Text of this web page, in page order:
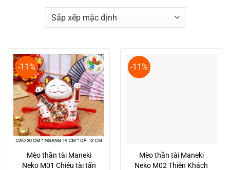
-11%
Mèo thần tài Maneki
Neko M01 Chiêu tài tấn
-11%
Mèo thần tài Maneki
Neko M02 Thiên Khách